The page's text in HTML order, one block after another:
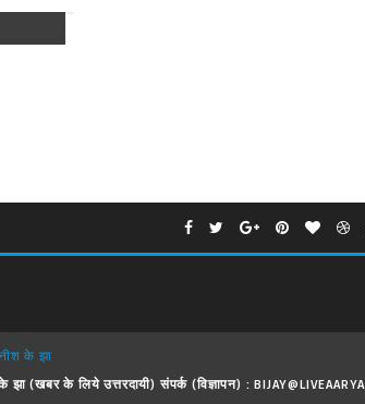
के झा
(खबर के लिये उत्तरदायी) संपर्क (विज्ञापन) :